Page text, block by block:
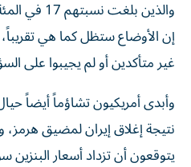
غير متأكدين أو لم يجيبوا على
وأبدى أمريكيون تشاؤماً أيضاً